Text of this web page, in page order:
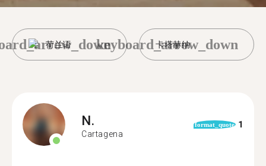
荷兰语 卡塔赫纳
keyboard_arrow_down
N.
Cartagena
format_quote 1